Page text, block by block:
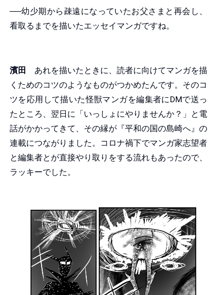
──幼少期から疎遠になっていたお父さまと再会し、
看取るまでを描いたエッセイマンガですね。
濱田
あれを描いたときに、読者に向けてマンガを描
くためのコツのようなものがつかめたんです。そのコ
ツを応用して描いた怪獣マンガを編集者にDMで送っ
たところ、翌日に「いっしょにやりませんか？」と電
話がかかってきて、その縁が『平和の国の島崎へ』の
連載につながりました。コロナ禍下でマンガ家志望者
と編集者とが直接やり取りをする流れもあったので、
ラッキーでした。